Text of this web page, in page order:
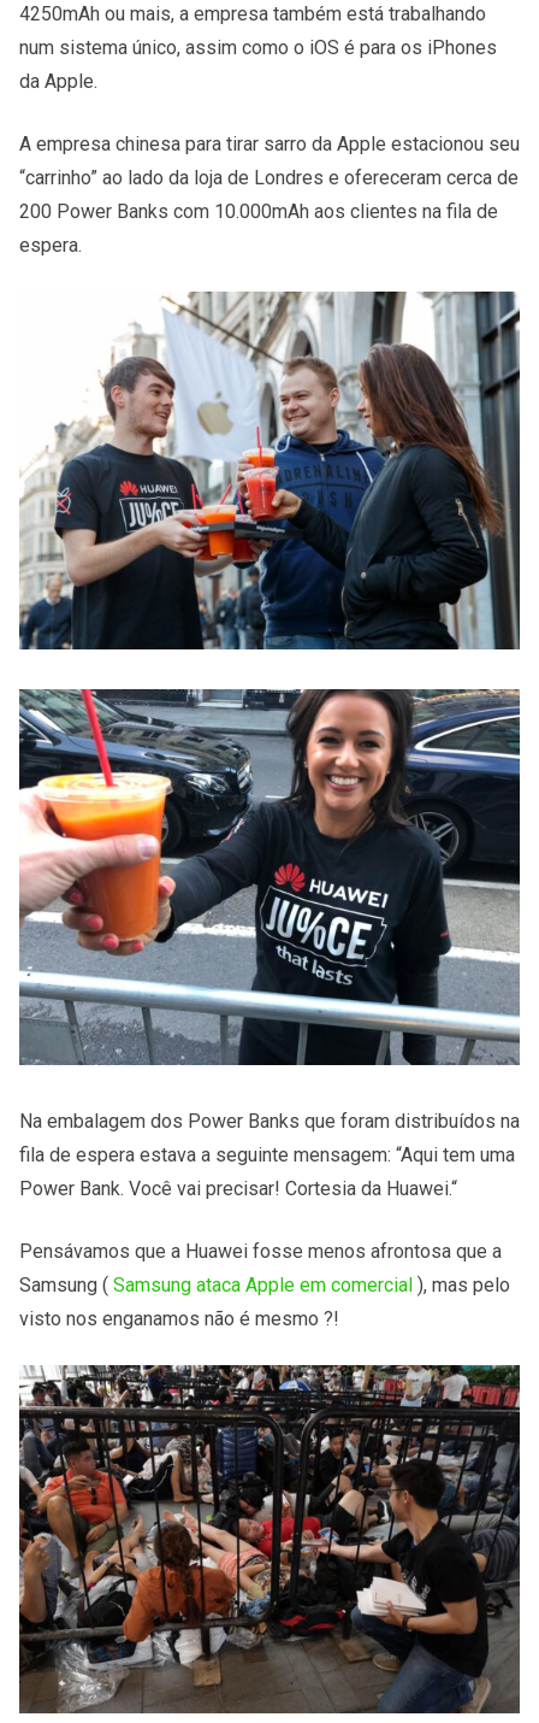
4250mAh ou mais, a empresa também está trabalhando
num sistema único, assim como o iOS é para os iPhones
da Apple.
A empresa chinesa para tirar sarro da Apple estacionou seu
“carrinho” ao lado da loja de Londres e ofereceram cerca de
200 Power Banks com 10.000mAh aos clientes na fila de
espera.
Na embalagem dos Power Banks que foram distribuídos na
fila de espera estava a seguinte mensagem: “Aqui tem uma
Power Bank. Você vai precisar! Cortesia da Huawei.“
Pensávamos que a Huawei fosse menos afrontosa que a
Samsung ( Samsung ataca Apple em comercial ), mas pelo
visto nos enganamos não é mesmo ?!